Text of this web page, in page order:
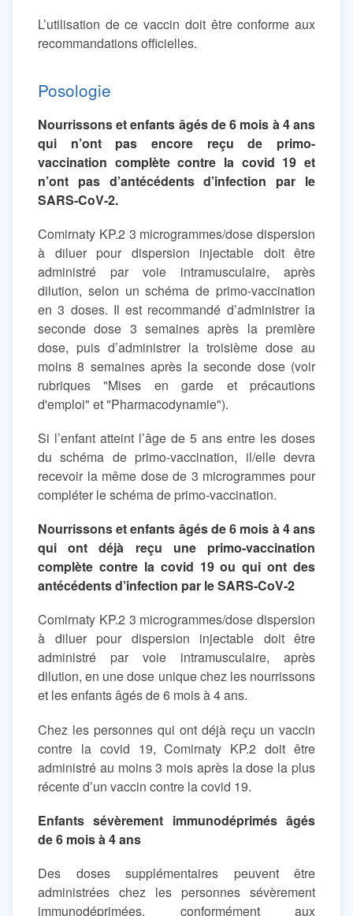
L’utilisation de ce vaccin doit être conforme aux
recommandations officielles.
Posologie
Nourrissons et enfants âgés de 6 mois à 4 ans
qui n’ont pas encore reçu de primo-
vaccination complète contre la covid 19 et
n’ont pas d’antécédents d’infection par le
SARS‑CoV‑2.
Comirnaty KP.2 3 microgrammes/dose dispersion
à diluer pour dispersion injectable doit être
administré par voie intramusculaire, après
dilution, selon un schéma de primo-vaccination
en 3 doses. Il est recommandé d’administrer la
seconde dose 3 semaines après la première
dose, puis d’administrer la troisième dose au
moins 8 semaines après la seconde dose (voir
rubriques "Mises en garde et précautions
d'emploi" et "Pharmacodynamie").
Si l’enfant atteint l’âge de 5 ans entre les doses
du schéma de primo-vaccination, il/elle devra
recevoir la même dose de 3 microgrammes pour
compléter le schéma de primo-vaccination.
Nourrissons et enfants âgés de 6 mois à 4 ans
qui ont déjà reçu une primo-vaccination
complète contre la covid 19 ou qui ont des
antécédents d’infection par le SARS‑CoV‑2
Comirnaty KP.2 3 microgrammes/dose dispersion
à diluer pour dispersion injectable doit être
administré par voie intramusculaire, après
dilution, en une dose unique chez les nourrissons
et les enfants âgés de 6 mois à 4 ans.
Chez les personnes qui ont déjà reçu un vaccin
contre la covid 19, Comirnaty KP.2 doit être
administré au moins 3 mois après la dose la plus
récente d’un vaccin contre la covid 19.
Enfants sévèrement immunodéprimés âgés
de 6 mois à 4 ans
Des doses supplémentaires peuvent être
administrées chez les personnes sévèrement
immunodéprimées, conformément aux